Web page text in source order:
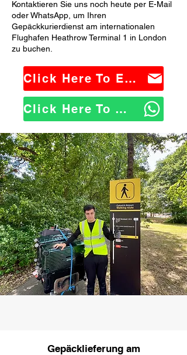
Kontaktieren Sie uns noch heute per E-Mail
oder WhatsApp, um Ihren
Gepäckkurierdienst am internationalen
Flughafen Heathrow Terminal 1 in London
zu buchen.
Click Here To Email Us
Click Here To WhatsApp Us
Gepäcklieferung am